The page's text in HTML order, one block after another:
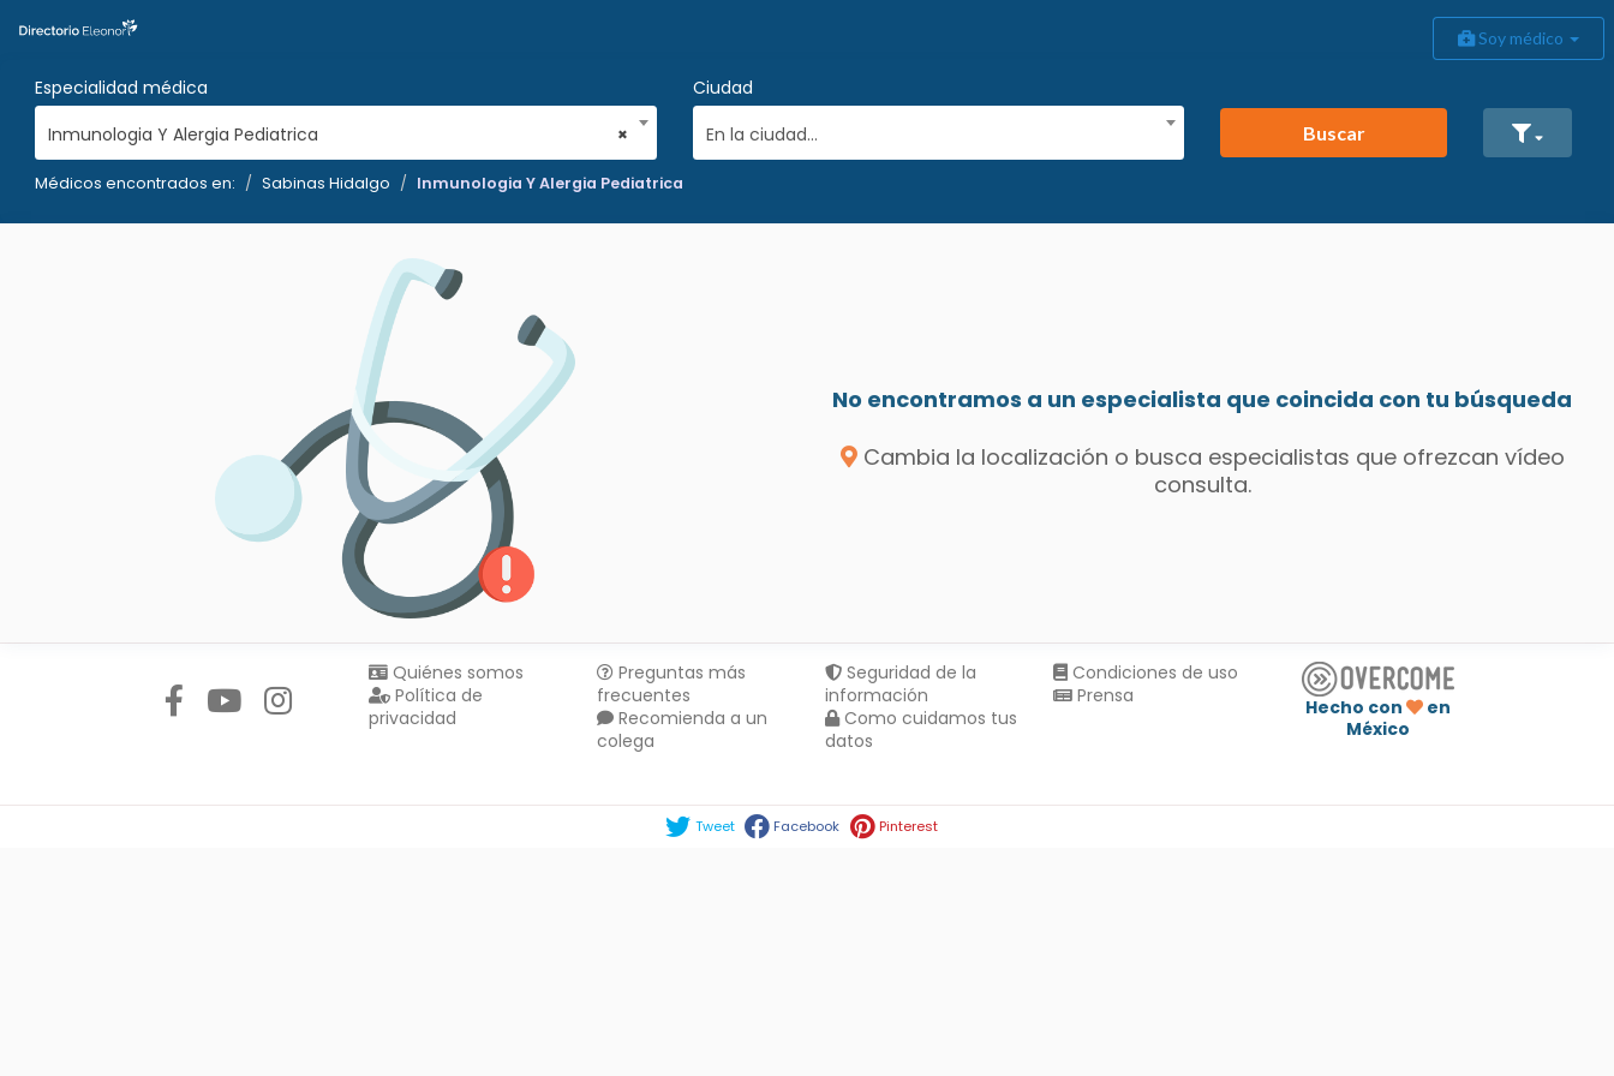
Soy médico
Especialidad médica
×
Inmunologia Y Alergia Pediatrica
Ciudad
En la ciudad...
Buscar
Médicos encontrados en: Sabinas Hidalgo Inmunologia Y Alergia Pediatrica
No encontramos a un especialista que coincida con tu búsqueda
Cambia la localización o busca especialistas que ofrezcan vídeo
consulta.
Quiénes somos
Política de
privacidad
Preguntas más
frecuentes
Recomienda a un
colega
Seguridad de la
información
Como cuidamos tus
datos
Condiciones de uso
Prensa
Hecho con
en
México
Tweet Facebook Pinterest